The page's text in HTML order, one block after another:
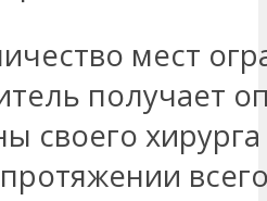
мест
получает
своего